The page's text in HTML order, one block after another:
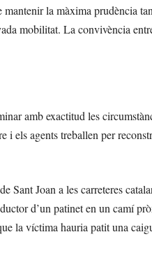
la màxima prudència
mobilitat. La convivència
amb exactitud les
i els agents treballen per
Sant Joan a les carreteres
d’un patinet en un camí
la víctima hauria patit una